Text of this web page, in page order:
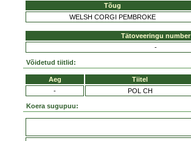
Tõug
WELSH CORGI PEMBROKE
Tätoveeringu number
-
Võidetud tiitlid:
Aeg Tiitel
-
POL CH
Koera sugupuu: